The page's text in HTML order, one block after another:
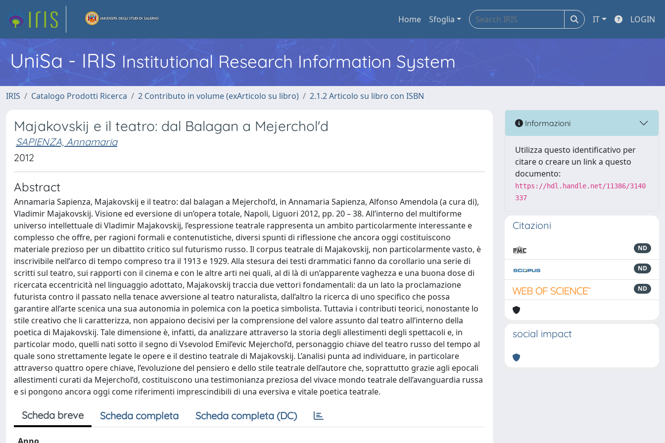
Home Sfoglia IT LOGIN
UniSa - IRIS Institutional Research Information System
IRIS Catalogo Prodotti Ricerca 2 Contributo in volume (exArticolo su libro) 2.1.2 Articolo su libro con ISBN
Majakovskij e il teatro: dal Balagan a Mejerchol'd
SAPIENZA, Annamaria
2012
Abstract
Annamaria Sapienza, Majakovskij e il teatro: dal balagan a Mejerchol’d, in Annamaria Sapienza, Alfonso Amendola (a cura di),
Vladimir Majakovskij. Visione ed eversione di un’opera totale, Napoli, Liguori 2012, pp. 20 – 38. All’interno del multiforme
universo intellettuale di Vladimir Majakovskij, l’espressione teatrale rappresenta un ambito particolarmente interessante e
complesso che offre, per ragioni formali e contenutistiche, diversi spunti di riflessione che ancora oggi costituiscono
materiale prezioso per un dibattito critico sul futurismo russo. Il corpus teatrale di Majakovskij, non particolarmente vasto, è
inscrivibile nell’arco di tempo compreso tra il 1913 e 1929. Alla stesura dei testi drammatici fanno da corollario una serie di
scritti sul teatro, sui rapporti con il cinema e con le altre arti nei quali, al di là di un’apparente vaghezza e una buona dose di
ricercata eccentricità nel linguaggio adottato, Majakovskij traccia due vettori fondamentali: da un lato la proclamazione
futurista contro il passato nella tenace avversione al teatro naturalista, dall’altro la ricerca di uno specifico che possa
garantire all’arte scenica una sua autonomia in polemica con la poetica simbolista. Tuttavia i contributi teorici, nonostante lo
stile creativo che li caratterizza, non appaiono decisivi per la comprensione del valore assunto dal teatro all’interno della
poetica di Majakovskij. Tale dimensione è, infatti, da analizzare attraverso la storia degli allestimenti degli spettacoli e, in
particolar modo, quelli nati sotto il segno di Vsevolod Emil’evic Mejerchol’d, personaggio chiave del teatro russo del tempo al
quale sono strettamente legate le opere e il destino teatrale di Majakovskij. L’analisi punta ad individuare, in particolare
attraverso quattro opere chiave, l’evoluzione del pensiero e dello stile teatrale dell’autore che, soprattutto grazie agli epocali
allestimenti curati da Mejerchol’d, costituiscono una testimonianza preziosa del vivace mondo teatrale dell’avanguardia russa
e si pongono ancora oggi come riferimenti imprescindibili di una eversiva e vitale poetica teatrale.
Scheda breve Scheda completa Scheda completa (DC)
Informazioni
Utilizza questo identificativo per
citare o creare un link a questo
documento:
https://hdl.handle.net/11386/3140
337
Citazioni
ND
ND
ND
social impact